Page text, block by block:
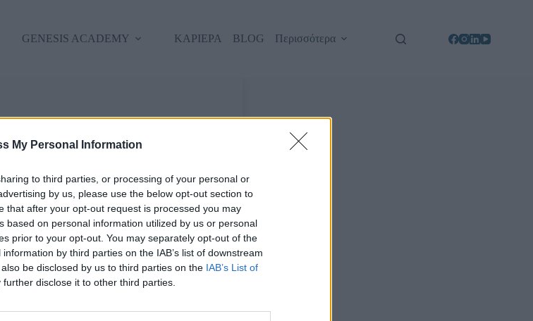
My Personal Information
to third parties, or processing of your personal or
by us, please use the below opt-out section to
that after your opt-out request is processed you may
based on personal information utilized by us or personal
prior to your opt-out. You may separately opt-out of the
by third parties on the IAB’s list of downstream
be disclosed by us to third parties on the IAB’s List of
further disclose it to other third parties.
GENESIS ACADEMY ΚΑΡΙΕΡΑ BLOG Περισσότερα
η Forgot Password?